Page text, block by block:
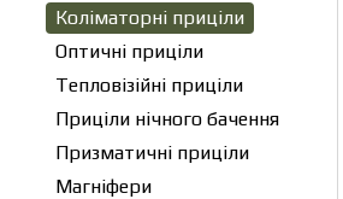
Коліматорні приціли
Оптичні приціли
Тепловізійні приціли
Приціли нічного бачення
Призматичні приціли
Магніфери